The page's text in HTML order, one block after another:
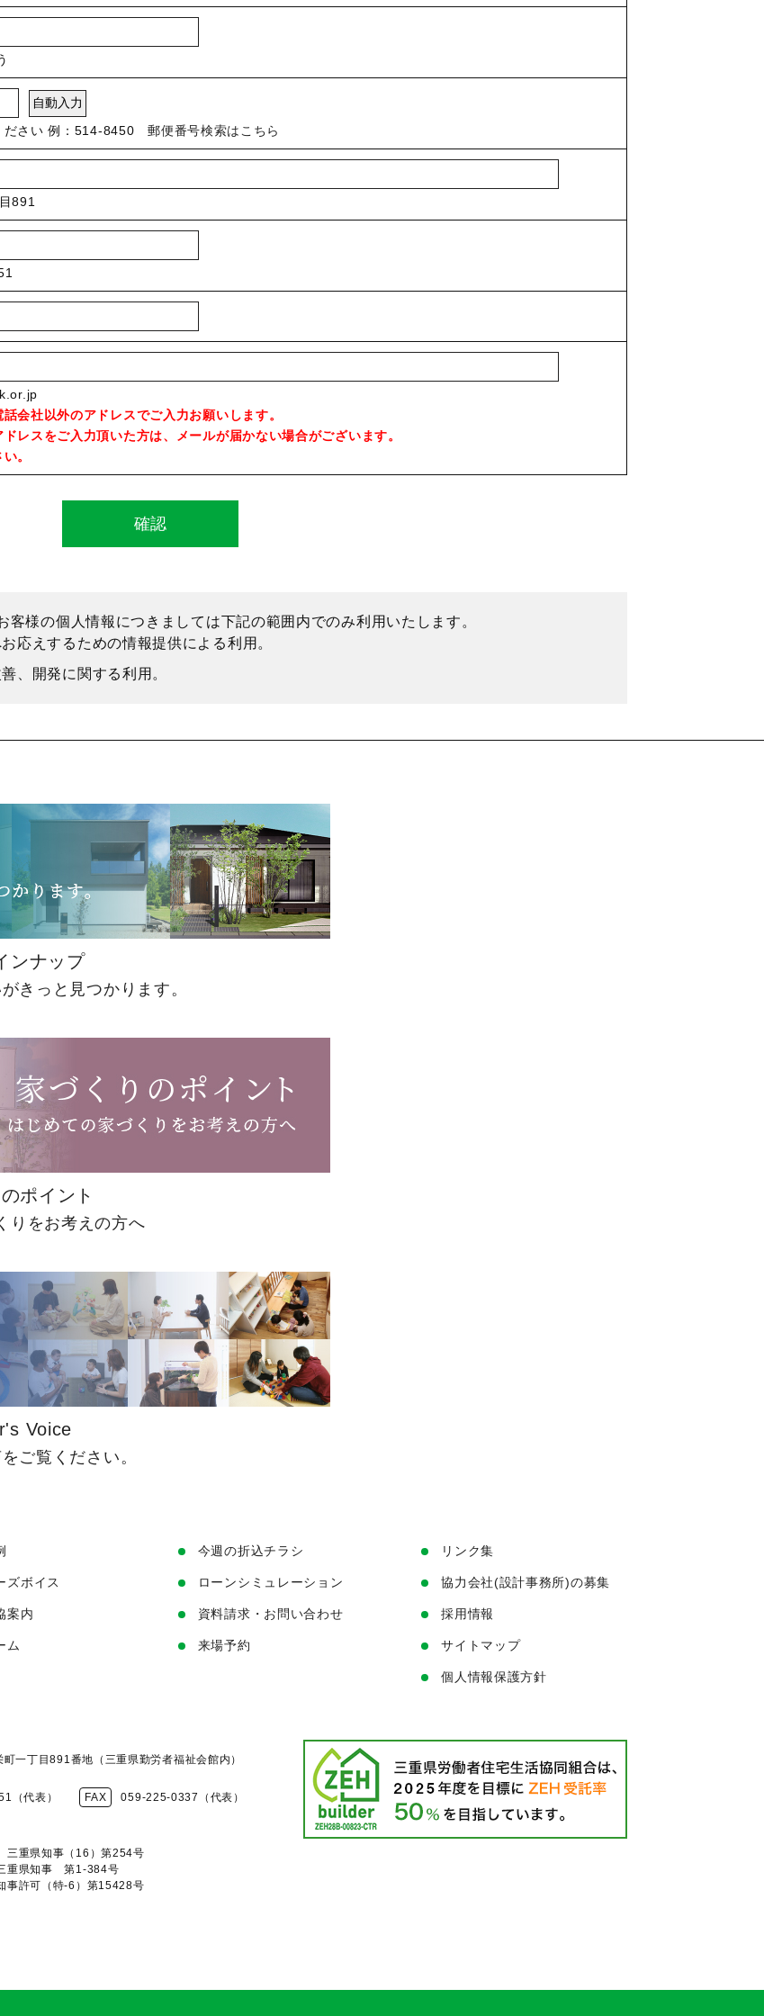
ださい 例：514-8450郵便番号検索はこちら
891
会社以外のアドレスでご入力お願いします。
レスをご入力頂いた方は、メールが届かない場合がございます。
。
様の個人情報につきましては下記の範囲内でのみ利用いたします。
応えするための情報提供による利用。
、開発に関する利用。
ンナップ
きっと見つかります。
ポイント
りをお考えの方へ
Voice
ご覧ください。
ズボイス
案内
ム
今週の折込チラシ
ローンシミュレーション
資料請求・お問い合わせ
来場予約
リンク集
協力会社(設計事務所)の募集
採用情報
サイトマップ
個人情報保護方針
町一丁目891番地 （三重県勤労者福祉会館内）
（代表） FAX 059-225-0337（代表）
重県知事（16）第254号
重県知事 第1-384号
許可（特-6）第15428号